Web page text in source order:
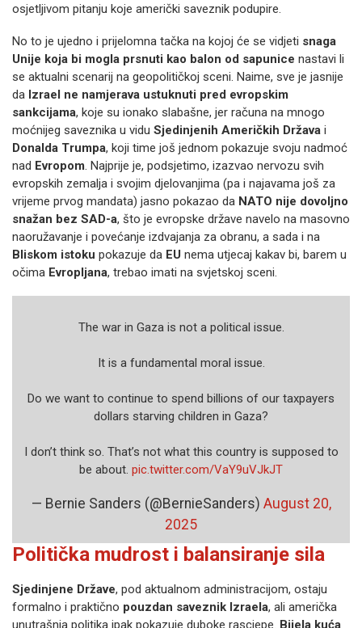
osjetljivom pitanju koje američki saveznik podupire.
No to je ujedno i prijelomna tačka na kojoj će se vidjeti snaga
Unije koja bi mogla prsnuti kao balon od sapunice nastavi li
se aktualni scenarij na geopolitičkoj sceni. Naime, sve je jasnije
da Izrael ne namjerava ustuknuti pred evropskim
sankcijama, koje su ionako slabašne, jer računa na mnogo
moćnijeg saveznika u vidu Sjedinjenih Američkih Država i
Donalda Trumpa, koji time još jednom pokazuje svoju nadmoć
nad Evropom. Najprije je, podsjetimo, izazvao nervozu svih
evropskih zemalja i svojim djelovanjima (pa i najavama još za
vrijeme prvog mandata) jasno pokazao da NATO nije dovoljno
snažan bez SAD-a, što je evropske države navelo na masovno
naoružavanje i povećanje izdvajanja za obranu, a sada i na
Bliskom istoku pokazuje da EU nema utjecaj kakav bi, barem u
očima Evropljana, trebao imati na svjetskoj sceni.
The war in Gaza is not a political issue.
It is a fundamental moral issue.
Do we want to continue to spend billions of our taxpayers
dollars starving children in Gaza?
I don’t think so. That’s not what this country is supposed to
be about. pic.twitter.com/VaY9uVJkJT
— Bernie Sanders (@BernieSanders) August 20,
2025
Politička mudrost i balansiranje sila
Sjedinjene Države, pod aktualnom administracijom, ostaju
formalno i praktično pouzdan saveznik Izraela, ali američka
unutrašnja politika ipak pokazuje duboke rascjepe. Bijela kuća